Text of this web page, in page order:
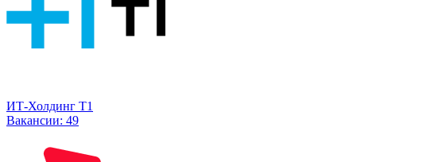
ИТ-Холдинг Т1
Вакансии: 49